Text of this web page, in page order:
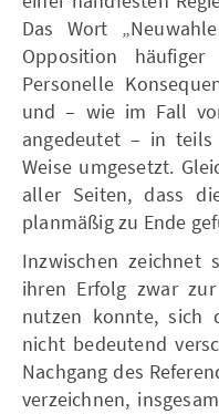
Das Wort
Opposition
Personelle
und – wie im Fall
angedeutet – in teils
Weise umgesetzt.
aller Seiten, dass
planmäßig zu Ende
Inzwischen zeichnet
ihren Erfolg zwar
nutzen konnte, sich
nicht bedeutend
Nachgang des
verzeichnen,